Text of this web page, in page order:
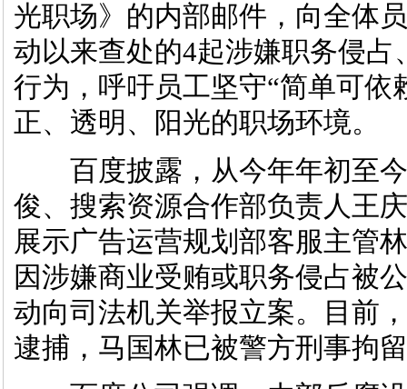
光职场》的内部邮件，向全体
动以来查处的4起涉嫌职务侵
行为，呼吁员工坚守“简单可
正、透明、阳光的职场环境。
百度披露，从今年年初至今
俊、搜索资源合作部负责人王
展示广告运营规划部客服主管
因涉嫌商业受贿或职务侵占被
动向司法机关举报立案。目前
逮捕，马国林已被警方刑事拘